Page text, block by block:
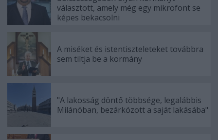
választott, amely még egy mikrofont se
képes bekacsolni
A miséket és istentiszteleteket továbbra
sem tiltja be a kormány
"A lakosság döntő többsége, legalábbis
Milánóban, bezárkózott a saját lakásába"